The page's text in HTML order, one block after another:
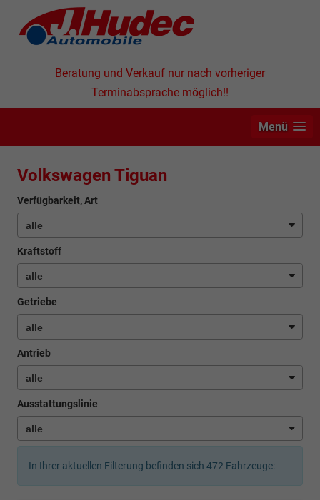
Beratung und Verkauf nur nach vorheriger
Terminabsprache möglich!!
Menü
Volkswagen Tiguan
Verfügbarkeit, Art
Kraftstoff
Getriebe
Antrieb
Ausstattungslinie
In Ihrer aktuellen Filterung befinden sich 472 Fahrzeuge: